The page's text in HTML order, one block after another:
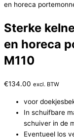
en horeca
Sterke
en horeca
M110
€134.00 excl. BTW
voor
In schuifbare
schuiver in de
Eventueel los